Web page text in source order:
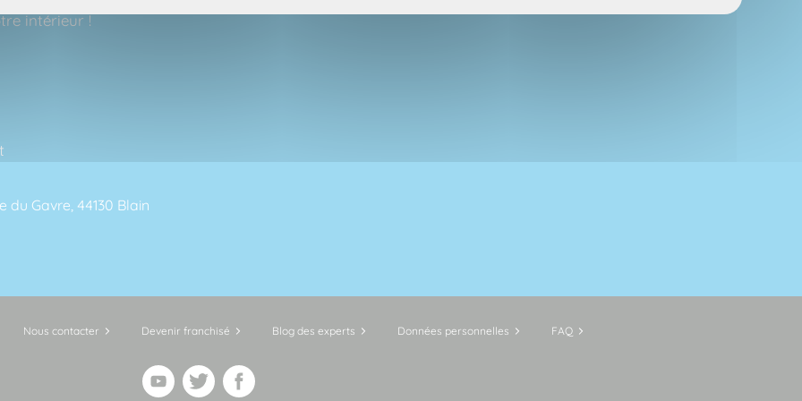
intérieur !
du Gavre, 44130 Blain
Nous contacter Devenir franchisé Blog des experts Données personnelles FAQ